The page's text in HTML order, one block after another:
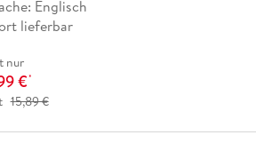
Englisch
lieferbar
nur
€*
15,89 €